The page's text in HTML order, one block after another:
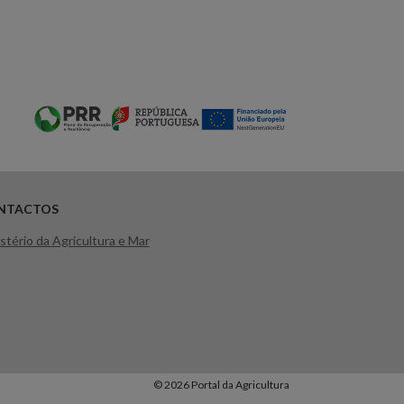
da Agricultura e Mar
© 2026 Portal da Agricultura